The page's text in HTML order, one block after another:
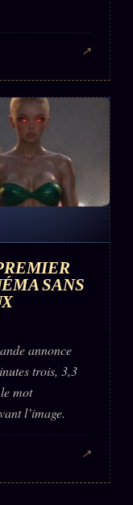
↗
SANS
annonce
trois, 3,3
mot
l’image.
↗